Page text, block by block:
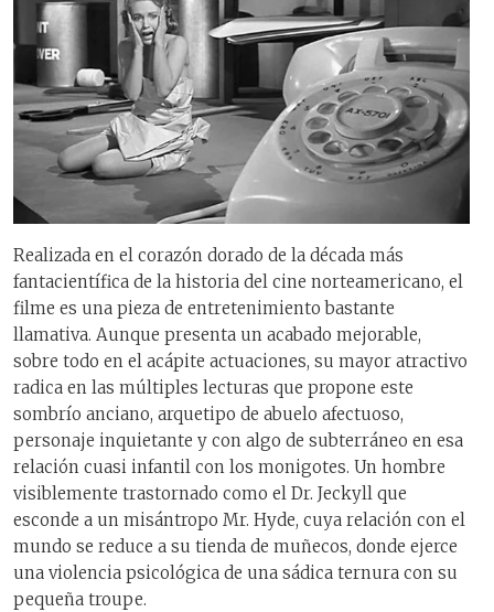
Realizada en el corazón dorado de la década más
fantacientífica de la historia del cine norteamericano, el
filme es una pieza de entretenimiento bastante
llamativa. Aunque presenta un acabado mejorable,
sobre todo en el acápite actuaciones, su mayor atractivo
radica en las múltiples lecturas que propone este
sombrío anciano, arquetipo de abuelo afectuoso,
personaje inquietante y con algo de subterráneo en esa
relación cuasi infantil con los monigotes. Un hombre
visiblemente trastornado como el Dr. Jeckyll que
esconde a un misántropo Mr. Hyde, cuya relación con el
mundo se reduce a su tienda de muñecos, donde ejerce
una violencia psicológica de una sádica ternura con su
pequeña troupe.